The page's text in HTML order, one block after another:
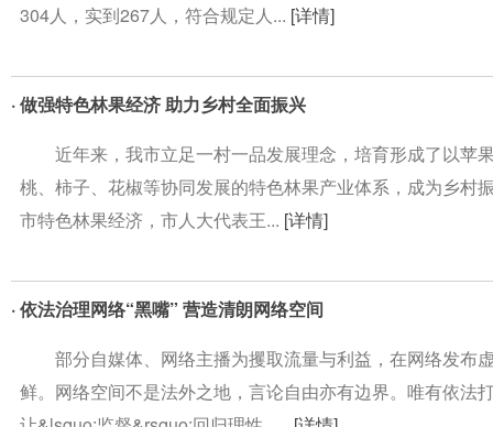
304人，实到267人，符合规定人... [详情]
· 做强特色林果经济 助力乡村全面振兴
近年来，我市立足一村一品发展理念，培育形成了以苹
桃、柿子、花椒等协同发展的特色林果产业体系，成为乡
市特色林果经济，市人大代表王... [详情]
· 依法治理网络“黑嘴” 营造清朗网络空间
部分自媒体、网络主播为攫取流量与利益，在网络发布
鲜。网络空间不是法外之地，言论自由亦有边界。唯有依法